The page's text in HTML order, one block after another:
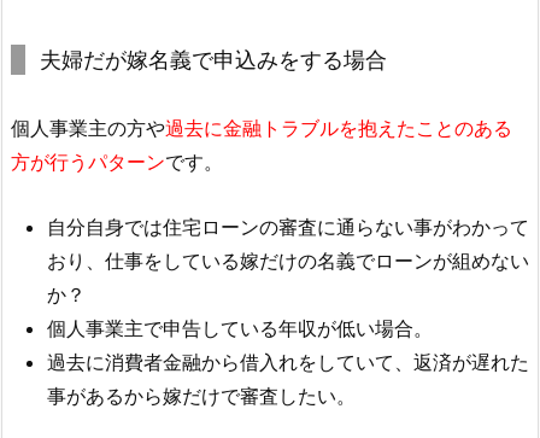
夫婦だが嫁名義で申込みをする場合
個人事業主の方や過去に金融トラブルを抱えたことのある
方が行うパターンです。
自分自身では住宅ローンの審査に通らない事がわかって
おり、仕事をしている嫁だけの名義でローンが組めない
か？
個人事業主で申告している年収が低い場合。
過去に消費者金融から借入れをしていて、返済が遅れた
事があるから嫁だけで審査したい。